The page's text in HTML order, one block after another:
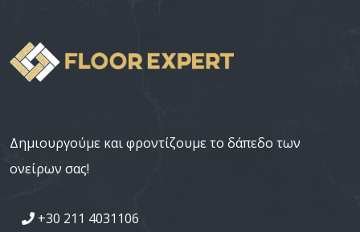
Δημιουργούμε και φροντίζουμε το δάπεδο των
ονείρων σας!
+30 211 4031106